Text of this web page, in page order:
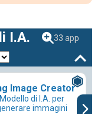
I.A.
33 app
Image Creator
Modello di I.A. per
immagini